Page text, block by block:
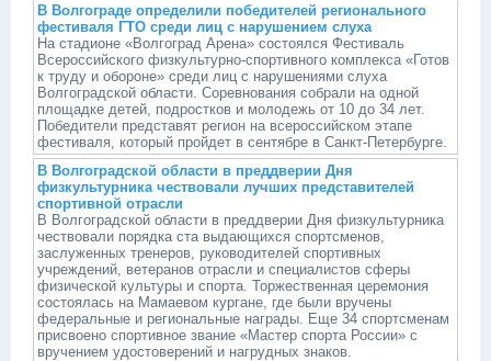
В Волгограде определили победителей регионального
фестиваля ГТО среди лиц с нарушением слуха
На стадионе «Волгоград Арена» состоялся Фестиваль
Всероссийского физкультурно-спортивного комплекса «Готов
к труду и обороне» среди лиц с нарушениями слуха
Волгоградской области. Соревнования собрали на одной
площадке детей, подростков и молодежь от 10 до 34 лет.
Победители представят регион на всероссийском этапе
фестиваля, который пройдет в сентябре в Санкт-Петербурге.
В Волгоградской области в преддверии Дня
физкультурника чествовали лучших представителей
спортивной отрасли
В Волгоградской области в преддверии Дня физкультурника
чествовали порядка ста выдающихся спортсменов,
заслуженных тренеров, руководителей спортивных
учреждений, ветеранов отрасли и специалистов сферы
физической культуры и спорта. Торжественная церемония
состоялась на Мамаевом кургане, где были вручены
федеральные и региональные награды. Еще 34 спортсменам
присвоено спортивное звание «Мастер спорта России» с
вручением удостоверений и нагрудных знаков.